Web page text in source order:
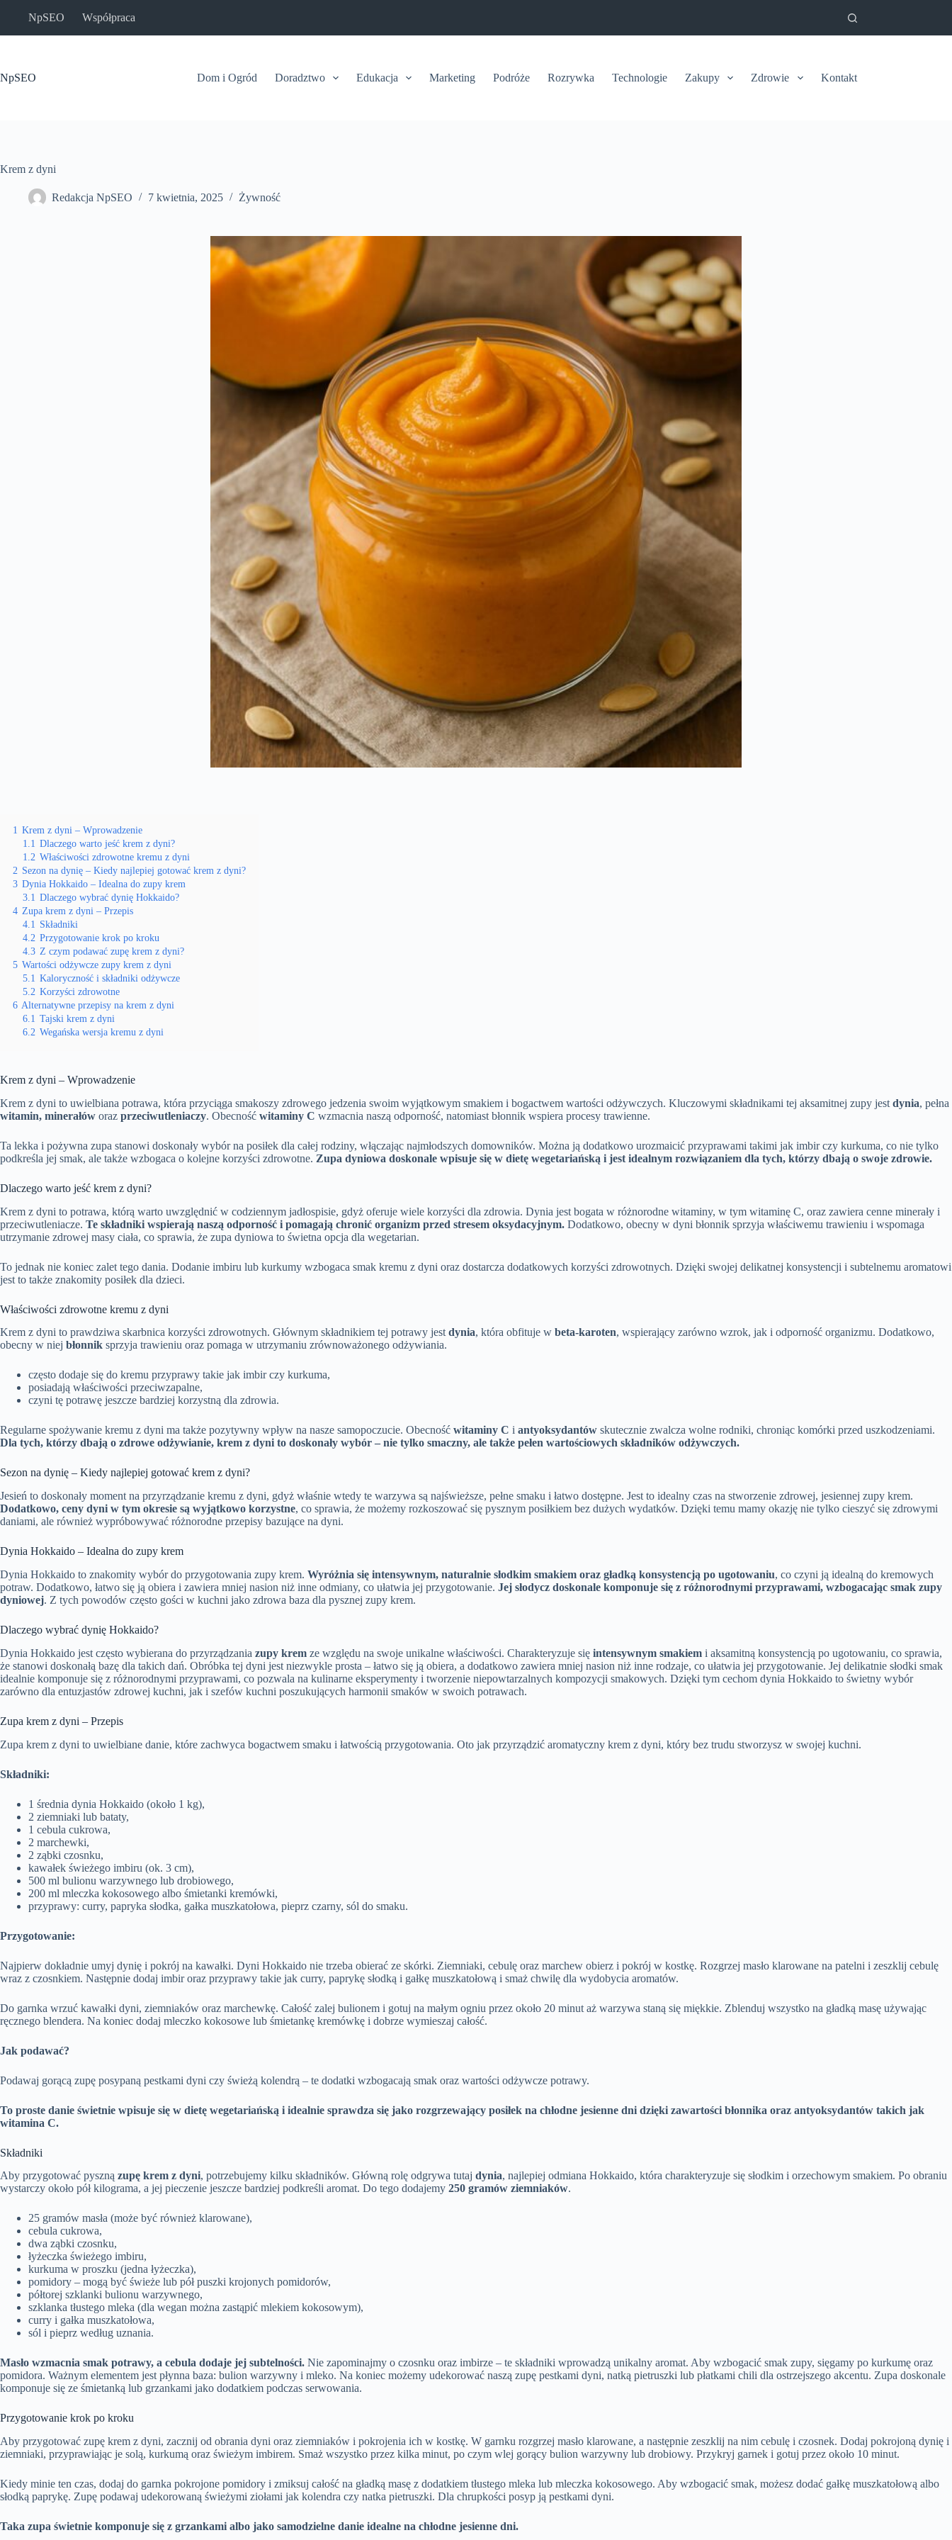
NpSEO Współpraca
NpSEO Dom i Ogród Doradztwo Edukacja Marketing Podróże Rozrywka Technologie Zakupy Zdrowie Kontakt
Krem z dyni
Redakcja NpSEO 7 kwietnia, 2025 Żywność
1 Krem z dyni – Wprowadzenie
1.1 Dlaczego warto jeść krem z dyni?
1.2 Właściwości zdrowotne kremu z dyni
2 Sezon na dynię – Kiedy najlepiej gotować krem z dyni?
3 Dynia Hokkaido – Idealna do zupy krem
3.1 Dlaczego wybrać dynię Hokkaido?
4 Zupa krem z dyni – Przepis
4.1 Składniki
4.2 Przygotowanie krok po kroku
4.3 Z czym podawać zupę krem z dyni?
5 Wartości odżywcze zupy krem z dyni
5.1 Kaloryczność i składniki odżywcze
5.2 Korzyści zdrowotne
6 Alternatywne przepisy na krem z dyni
6.1 Tajski krem z dyni
6.2 Wegańska wersja kremu z dyni
Krem z dyni – Wprowadzenie
Krem z dyni to uwielbiana potrawa, która przyciąga smakoszy zdrowego jedzenia swoim wyjątkowym smakiem i bogactwem wartości odżywczych. Kluczowymi składnikami tej aksamitnej zupy jest dynia, pełna
witamin, minerałów oraz przeciwutleniaczy. Obecność witaminy C wzmacnia naszą odporność, natomiast błonnik wspiera procesy trawienne.
Ta lekka i pożywna zupa stanowi doskonały wybór na posiłek dla całej rodziny, włączając najmłodszych domowników. Można ją dodatkowo urozmaicić przyprawami takimi jak imbir czy kurkuma, co nie tylko
podkreśla jej smak, ale także wzbogaca o kolejne korzyści zdrowotne. Zupa dyniowa doskonale wpisuje się w dietę wegetariańską i jest idealnym rozwiązaniem dla tych, którzy dbają o swoje zdrowie.
Dlaczego warto jeść krem z dyni?
Krem z dyni to potrawa, którą warto uwzględnić w codziennym jadłospisie, gdyż oferuje wiele korzyści dla zdrowia. Dynia jest bogata w różnorodne witaminy, w tym witaminę C, oraz zawiera cenne minerały i
przeciwutleniacze. Te składniki wspierają naszą odporność i pomagają chronić organizm przed stresem oksydacyjnym. Dodatkowo, obecny w dyni błonnik sprzyja właściwemu trawieniu i wspomaga
utrzymanie zdrowej masy ciała, co sprawia, że zupa dyniowa to świetna opcja dla wegetarian.
To jednak nie koniec zalet tego dania. Dodanie imbiru lub kurkumy wzbogaca smak kremu z dyni oraz dostarcza dodatkowych korzyści zdrowotnych. Dzięki swojej delikatnej konsystencji i subtelnemu aromatowi
jest to także znakomity posiłek dla dzieci.
Właściwości zdrowotne kremu z dyni
Krem z dyni to prawdziwa skarbnica korzyści zdrowotnych. Głównym składnikiem tej potrawy jest dynia, która obfituje w beta-karoten, wspierający zarówno wzrok, jak i odporność organizmu. Dodatkowo,
obecny w niej błonnik sprzyja trawieniu oraz pomaga w utrzymaniu zrównoważonego odżywiania.
często dodaje się do kremu przyprawy takie jak imbir czy kurkuma,
posiadają właściwości przeciwzapalne,
czyni tę potrawę jeszcze bardziej korzystną dla zdrowia.
Regularne spożywanie kremu z dyni ma także pozytywny wpływ na nasze samopoczucie. Obecność witaminy C i antyoksydantów skutecznie zwalcza wolne rodniki, chroniąc komórki przed uszkodzeniami.
Dla tych, którzy dbają o zdrowe odżywianie, krem z dyni to doskonały wybór – nie tylko smaczny, ale także pełen wartościowych składników odżywczych.
Sezon na dynię – Kiedy najlepiej gotować krem z dyni?
Jesień to doskonały moment na przyrządzanie kremu z dyni, gdyż właśnie wtedy te warzywa są najświeższe, pełne smaku i łatwo dostępne. Jest to idealny czas na stworzenie zdrowej, jesiennej zupy krem.
Dodatkowo, ceny dyni w tym okresie są wyjątkowo korzystne, co sprawia, że możemy rozkoszować się pysznym posiłkiem bez dużych wydatków. Dzięki temu mamy okazję nie tylko cieszyć się zdrowymi
daniami, ale również wypróbowywać różnorodne przepisy bazujące na dyni.
Dynia Hokkaido – Idealna do zupy krem
Dynia Hokkaido to znakomity wybór do przygotowania zupy krem. Wyróżnia się intensywnym, naturalnie słodkim smakiem oraz gładką konsystencją po ugotowaniu, co czyni ją idealną do kremowych
potraw. Dodatkowo, łatwo się ją obiera i zawiera mniej nasion niż inne odmiany, co ułatwia jej przygotowanie. Jej słodycz doskonale komponuje się z różnorodnymi przyprawami, wzbogacając smak zupy
dyniowej. Z tych powodów często gości w kuchni jako zdrowa baza dla pysznej zupy krem.
Dlaczego wybrać dynię Hokkaido?
Dynia Hokkaido jest często wybierana do przyrządzania zupy krem ze względu na swoje unikalne właściwości. Charakteryzuje się intensywnym smakiem i aksamitną konsystencją po ugotowaniu, co sprawia,
że stanowi doskonałą bazę dla takich dań. Obróbka tej dyni jest niezwykle prosta – łatwo się ją obiera, a dodatkowo zawiera mniej nasion niż inne rodzaje, co ułatwia jej przygotowanie. Jej delikatnie słodki smak
idealnie komponuje się z różnorodnymi przyprawami, co pozwala na kulinarne eksperymenty i tworzenie niepowtarzalnych kompozycji smakowych. Dzięki tym cechom dynia Hokkaido to świetny wybór
zarówno dla entuzjastów zdrowej kuchni, jak i szefów kuchni poszukujących harmonii smaków w swoich potrawach.
Zupa krem z dyni – Przepis
Zupa krem z dyni to uwielbiane danie, które zachwyca bogactwem smaku i łatwością przygotowania. Oto jak przyrządzić aromatyczny krem z dyni, który bez trudu stworzysz w swojej kuchni.
Składniki:
1 średnia dynia Hokkaido (około 1 kg),
2 ziemniaki lub bataty,
1 cebula cukrowa,
2 marchewki,
2 ząbki czosnku,
kawałek świeżego imbiru (ok. 3 cm),
500 ml bulionu warzywnego lub drobiowego,
200 ml mleczka kokosowego albo śmietanki kremówki,
przyprawy: curry, papryka słodka, gałka muszkatołowa, pieprz czarny, sól do smaku.
Przygotowanie:
Najpierw dokładnie umyj dynię i pokrój na kawałki. Dyni Hokkaido nie trzeba obierać ze skórki. Ziemniaki, cebulę oraz marchew obierz i pokrój w kostkę. Rozgrzej masło klarowane na patelni i zeszklij cebulę
wraz z czosnkiem. Następnie dodaj imbir oraz przyprawy takie jak curry, paprykę słodką i gałkę muszkatołową i smaż chwilę dla wydobycia aromatów.
Do garnka wrzuć kawałki dyni, ziemniaków oraz marchewkę. Całość zalej bulionem i gotuj na małym ogniu przez około 20 minut aż warzywa staną się miękkie. Zblenduj wszystko na gładką masę używając
ręcznego blendera. Na koniec dodaj mleczko kokosowe lub śmietankę kremówkę i dobrze wymieszaj całość.
Jak podawać?
Podawaj gorącą zupę posypaną pestkami dyni czy świeżą kolendrą – te dodatki wzbogacają smak oraz wartości odżywcze potrawy.
To proste danie świetnie wpisuje się w dietę wegetariańską i idealnie sprawdza się jako rozgrzewający posiłek na chłodne jesienne dni dzięki zawartości błonnika oraz antyoksydantów takich jak
witamina C.
Składniki
Aby przygotować pyszną zupę krem z dyni, potrzebujemy kilku składników. Główną rolę odgrywa tutaj dynia, najlepiej odmiana Hokkaido, która charakteryzuje się słodkim i orzechowym smakiem. Po obraniu
wystarczy około pół kilograma, a jej pieczenie jeszcze bardziej podkreśli aromat. Do tego dodajemy 250 gramów ziemniaków.
25 gramów masła (może być również klarowane),
cebula cukrowa,
dwa ząbki czosnku,
łyżeczka świeżego imbiru,
kurkuma w proszku (jedna łyżeczka),
pomidory – mogą być świeże lub pół puszki krojonych pomidorów,
półtorej szklanki bulionu warzywnego,
szklanka tłustego mleka (dla wegan można zastąpić mlekiem kokosowym),
curry i gałka muszkatołowa,
sól i pieprz według uznania.
Masło wzmacnia smak potrawy, a cebula dodaje jej subtelności. Nie zapominajmy o czosnku oraz imbirze – te składniki wprowadzą unikalny aromat. Aby wzbogacić smak zupy, sięgamy po kurkumę oraz
pomidora. Ważnym elementem jest płynna baza: bulion warzywny i mleko. Na koniec możemy udekorować naszą zupę pestkami dyni, natką pietruszki lub płatkami chili dla ostrzejszego akcentu. Zupa doskonale
komponuje się ze śmietanką lub grzankami jako dodatkiem podczas serwowania.
Przygotowanie krok po kroku
Aby przygotować zupę krem z dyni, zacznij od obrania dyni oraz ziemniaków i pokrojenia ich w kostkę. W garnku rozgrzej masło klarowane, a następnie zeszklij na nim cebulę i czosnek. Dodaj pokrojoną dynię i
ziemniaki, przyprawiając je solą, kurkumą oraz świeżym imbirem. Smaż wszystko przez kilka minut, po czym wlej gorący bulion warzywny lub drobiowy. Przykryj garnek i gotuj przez około 10 minut.
Kiedy minie ten czas, dodaj do garnka pokrojone pomidory i zmiksuj całość na gładką masę z dodatkiem tłustego mleka lub mleczka kokosowego. Aby wzbogacić smak, możesz dodać gałkę muszkatołową albo
słodką paprykę. Zupę podawaj udekorowaną świeżymi ziołami jak kolendra czy natka pietruszki. Dla chrupkości posyp ją pestkami dyni.
Taka zupa świetnie komponuje się z grzankami albo jako samodzielne danie idealne na chłodne jesienne dni.